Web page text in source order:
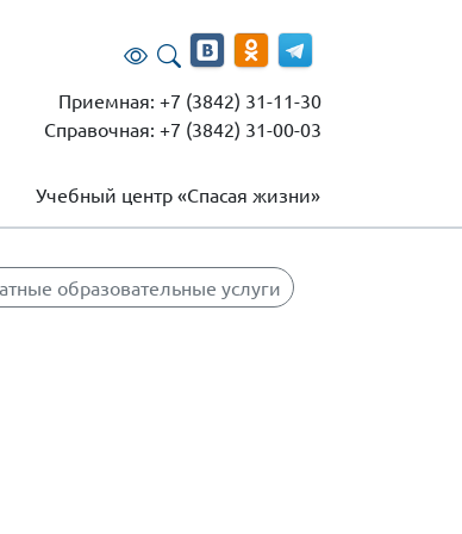
Приемная: +7 (3842) 31-11-30
Справочная: +7 (3842) 31-00-03
Учебный центр «Спасая жизни»
образовательные услуги